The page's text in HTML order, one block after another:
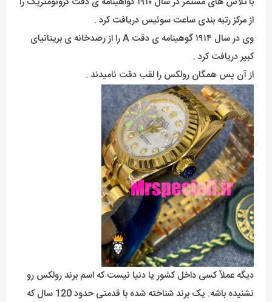
از مرکز رتبه بندی ساعت سوئیس دریافت کرد .
وی در سال ۱۹۱۴ گوهینامه ی دقت A را از رصدخانه ی بریتانیای
کبیر دریافت کرد .
از آن پس همگان رولکس را لقب دقت نامیدند .
دیگه عملاً کسی داخل کشور یا دنیا نیست که اسم برند رولکس رو
نشنیده باشه. یک برند شناخته شده با قدمتی حدود 120 سال که